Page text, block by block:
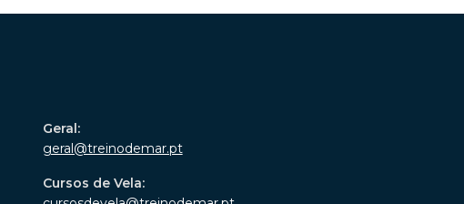
Geral:
geral@treinodemar.pt
Cursos de Vela: